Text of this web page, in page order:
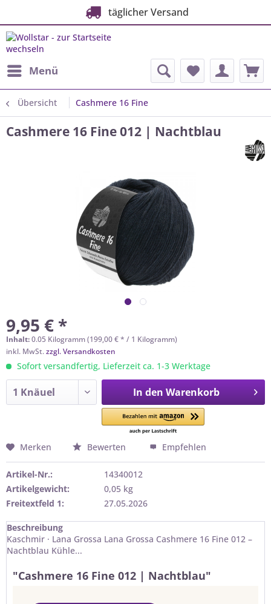
täglicher Versand
Menü
Übersicht Cashmere 16 Fine
Cashmere 16 Fine 012 | Nachtblau
9,95 € *
Inhalt:0.05 Kilogramm (199,00 € * / 1 Kilogramm)
inkl. MwSt.zzgl. Versandkosten
Sofort versandfertig, Lieferzeit ca. 1-3 Werktage
In den Warenkorb
Merken Bewerten Empfehlen
Artikel-Nr.:
14340012
Artikelgewicht:
0,05 kg
Freitextfeld 1:
27.05.2026
Beschreibung
Kaschmir · Lana Grossa Lana Grossa Cashmere 16 Fine 012 –
Nachtblau Kühle...
"Cashmere 16 Fine 012 | Nachtblau"